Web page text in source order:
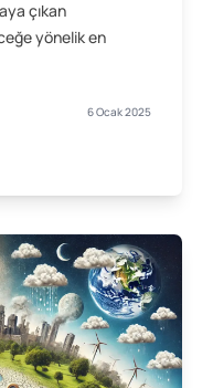
çıkan
yönelik en
6 Ocak 2025